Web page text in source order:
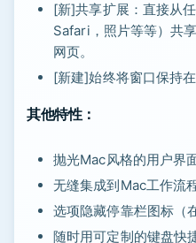
[新]共享扩展：直接从
Safari，照片等等）共
网页。
[新建]始终将窗口保持在
其他特性：
抛光Mac风格的用户界
无缝集成到Mac工作流
选项隐藏停靠栏图标（
随时用可定制的键盘快